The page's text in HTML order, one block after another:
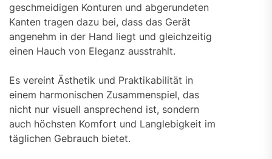
geschmeidigen Konturen und abgerundeten
Kanten tragen dazu bei, dass das Gerät
angenehm in der Hand liegt und gleichzeitig
einen Hauch von Eleganz ausstrahlt.
Es vereint Ästhetik und Praktikabilität in
einem harmonischen Zusammenspiel, das
nicht nur visuell ansprechend ist, sondern
auch höchsten Komfort und Langlebigkeit im
täglichen Gebrauch bietet.